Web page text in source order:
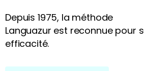
Depuis 1975, la méthode
Languazur est reconnue pour
efficacité.